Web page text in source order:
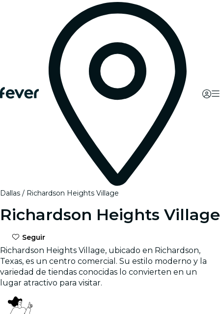
Dallas Richardson Heights Village
Richardson Heights Village
Seguir
Richardson Heights Village, ubicado en Richardson,
Texas, es un centro comercial. Su estilo moderno y la
variedad de tiendas conocidas lo convierten en un
lugar atractivo para visitar.